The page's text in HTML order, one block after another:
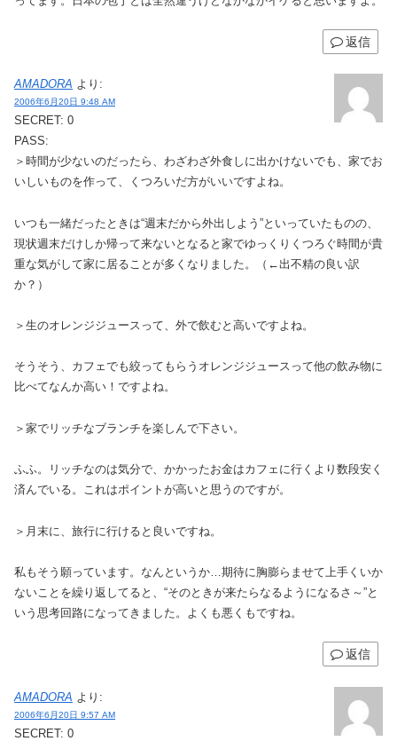
返信
AMADORA より:
2006年6月20日 9:48 AM
SECRET: 0
PASS:
＞時間が少ないのだったら、わざわざ外食しに出かけないでも、家でお
いしいものを作って、くつろいだ方がいいですよね。
いつも一緒だったときは“週末だから外出しよう”といっていたものの、
現状週末だけしか帰って来ないとなると家でゆっくりくつろぐ時間が貴
重な気がして家に居ることが多くなりました。（←出不精の良い訳
か？）
＞生のオレンジジュースって、外で飲むと高いですよね。
そうそう、カフェでも絞ってもらうオレンジジュースって他の飲み物に
比べてなんか高い！ですよね。
＞家でリッチなブランチを楽しんで下さい。
ふふ。リッチなのは気分で、かかったお金はカフェに行くより数段安く
済んでいる。これはポイントが高いと思うのですが。
＞月末に、旅行に行けると良いですね。
私もそう願っています。なんというか…期待に胸膨らませて上手くいか
ないことを繰り返してると、“そのときが来たらなるようになるさ～”と
いう思考回路になってきました。よくも悪くもですね。
返信
AMADORA より:
2006年6月20日 9:57 AM
SECRET: 0